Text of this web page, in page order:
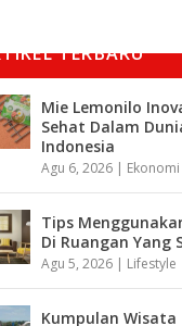
TERBARU
Mie Lemonilo
Sehat Dalam
Indonesia
Agu 6, 2026 |
Tips
Di Ruangan Yang
Agu 5, 2026 | Lifestyle
Kumpulan Wisata